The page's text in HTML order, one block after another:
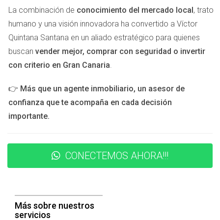
compraste tu casa por 150,000 euros y ahora la vendes
por 200,000 euros. La diferencia será sujeta a este
impuesto, lo cual podría ser un coste considerable
dependiendo del tiempo transcurrido desde la compra.
Conclusión
Entender los impuestos asociados a la compra de una
vivienda en Gran Canaria es fundamental para tomar
decisiones informadas y evitar sorpresas financieras.
su propio impacto en tu presupuesto total. Si estás
considerando comprar una propiedad en esta maravillosa
dudas o necesitas asesoramiento personalizado sobre la
compra de tu vivienda en Gran Canaria, no dudes en
La combinación de conocimiento del mercado local, trato
humano y una visión innovadora ha convertido a Víctor
Quintana Santana en un aliado estratégico para quienes
buscan vender mejor, comprar con seguridad o invertir
con criterio en Gran Canaria.
👉 Más que un agente inmobiliario, un asesor de
confianza que te acompaña en cada decisión
importante.
CONECTEMOS AHORA!!!
Más sobre nuestros
servicios